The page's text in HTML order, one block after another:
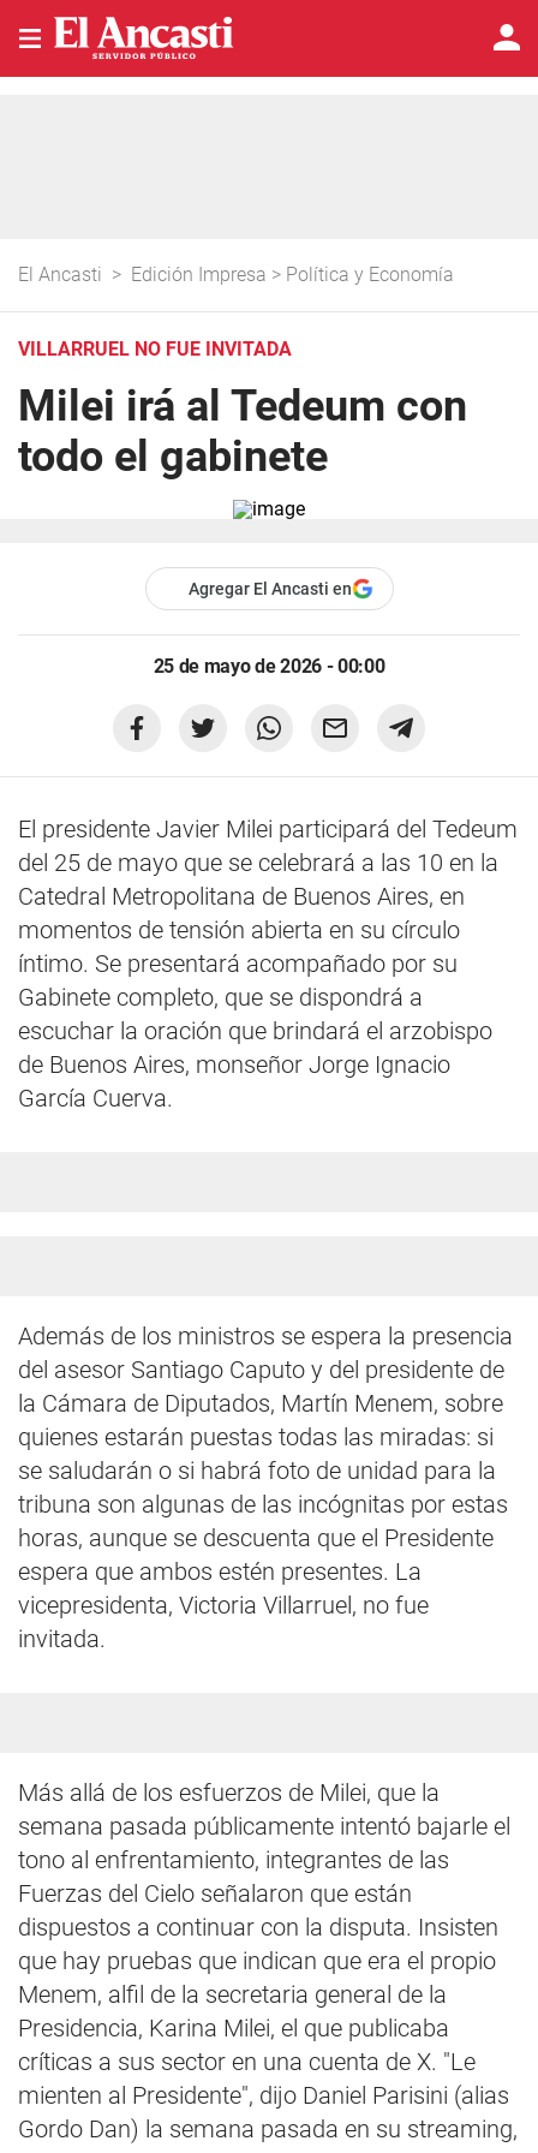
El Ancasti > Edición Impresa > Política y Economía
VILLARRUEL NO FUE INVITADA
Milei irá al Tedeum con
todo el gabinete
Agregar El Ancasti en
25 de mayo de 2026 - 00:00
El presidente Javier Milei participará del Tedeum
del 25 de mayo que se celebrará a las 10 en la
Catedral Metropolitana de Buenos Aires, en
momentos de tensión abierta en su círculo
íntimo. Se presentará acompañado por su
Gabinete completo, que se dispondrá a
escuchar la oración que brindará el arzobispo
de Buenos Aires, monseñor Jorge Ignacio
García Cuerva.
Además de los ministros se espera la presencia
del asesor Santiago Caputo y del presidente de
la Cámara de Diputados, Martín Menem, sobre
quienes estarán puestas todas las miradas: si
se saludarán o si habrá foto de unidad para la
tribuna son algunas de las incógnitas por estas
horas, aunque se descuenta que el Presidente
espera que ambos estén presentes. La
vicepresidenta, Victoria Villarruel, no fue
invitada.
Más allá de los esfuerzos de Milei, que la
semana pasada públicamente intentó bajarle el
tono al enfrentamiento, integrantes de las
Fuerzas del Cielo señalaron que están
dispuestos a continuar con la disputa. Insisten
que hay pruebas que indican que era el propio
Menem, alfil de la secretaria general de la
Presidencia, Karina Milei, el que publicaba
críticas a sus sector en una cuenta de X. "Le
mienten al Presidente", dijo Daniel Parisini (alias
Gordo Dan) la semana pasada en su streaming,